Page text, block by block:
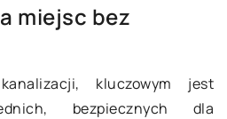
miejsc bez
kluczowym jest
bezpiecznych dla